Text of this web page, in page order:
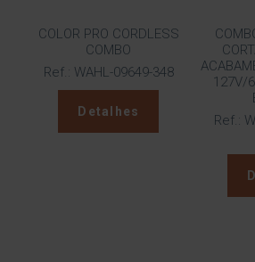
COLOR PRO CORDLESS
COMBO
Ref.: WAHL-09649-348
Detalhes
127V/
Ref.: